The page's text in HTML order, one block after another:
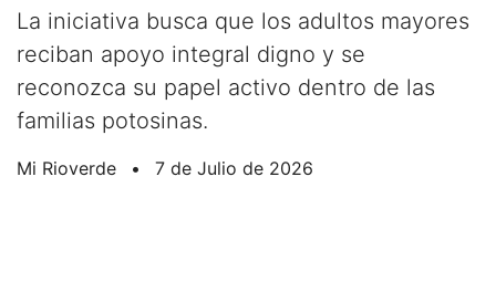
La iniciativa busca que los adultos mayores
reciban apoyo integral digno y se
reconozca su papel activo dentro de las
familias potosinas.
Mi Rioverde • 7 de Julio de 2026